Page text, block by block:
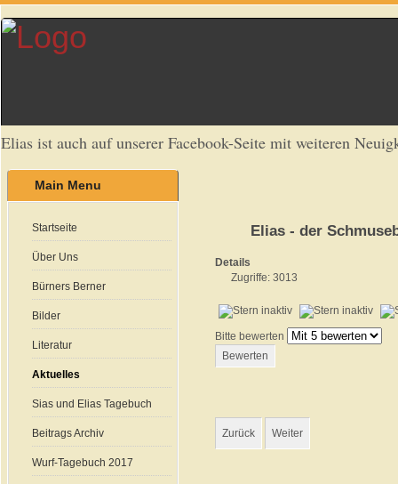
Elias ist auch auf unserer Facebook-Seite mit weiteren
Main Menu
Startseite
Über Uns
Bürners Berner
Bilder
Literatur
Aktuelles
Sias und Elias Tagebuch
Beitrags Archiv
Wurf-Tagebuch 2017
Elias - der
Details
Zugriffe: 3013
Bitte bewerten
Zurück Weiter